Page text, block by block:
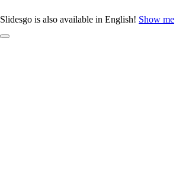
Slidesgo is also available in English! Show me